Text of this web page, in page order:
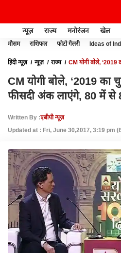
न्यूज़ राज्य मनोरंजन खेल
मौसम राशिफल फोटो गैलरी Ideas of
हिंदी न्यूज़ न्यूज़ राज्य
CM योगी बोले, ‘2019
CM योगी बोले, ‘2019 का
फीसदी अंक लाएंगे, 80 में से
Written By :एबीपी न्यूज़
Updated at : Fri, June 30,2017, 3:19 pm